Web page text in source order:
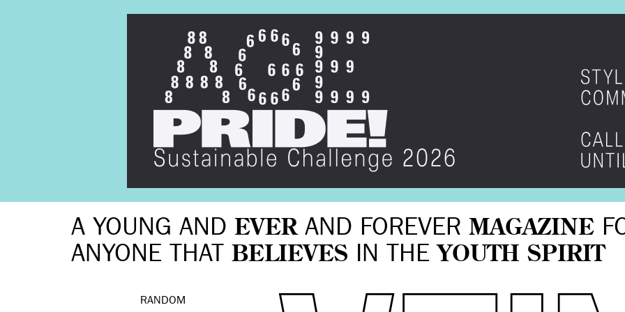
A YOUNG AND EVERAND FOREVER MAGAZINE
ANYONE THAT BELIEVES IN THE YOUTH SPIRIT
RANDOM